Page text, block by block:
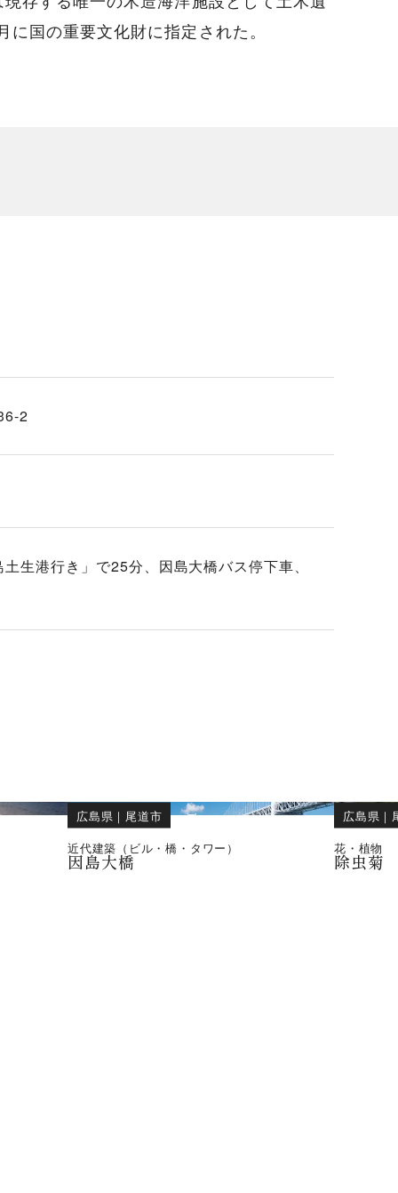
国の重要文化財に指定された。
2
生港行き」で25分、因島大橋バス停下車、
広島県 ｜ 尾道市
近代建築（ビル・橋・タワー）
因島大橋
広島県 ｜
花・植物
除虫菊